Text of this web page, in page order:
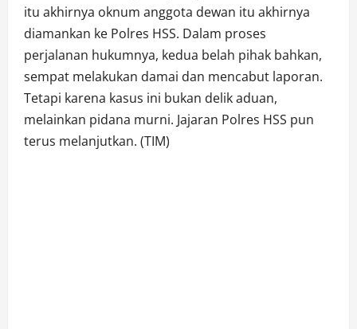
itu akhirnya oknum anggota dewan itu akhirnya
diamankan ke Polres HSS. Dalam proses
perjalanan hukumnya, kedua belah pihak bahkan,
sempat melakukan damai dan mencabut laporan.
Tetapi karena kasus ini bukan delik aduan,
melainkan pidana murni. Jajaran Polres HSS pun
terus melanjutkan. (TIM)